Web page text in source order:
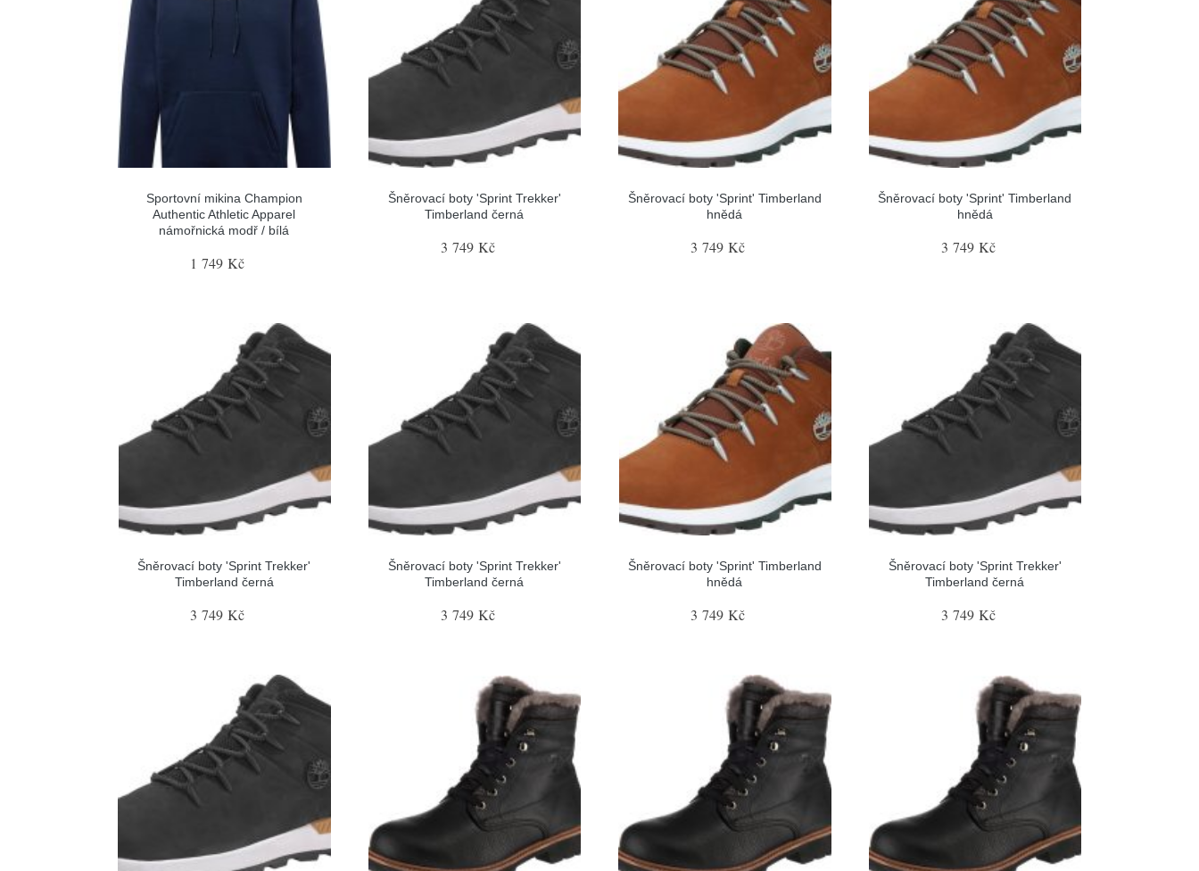
Sportovní mikina Champion
Authentic Athletic Apparel
námořnická modř / bílá
1 749 Kč
Šněrovací boty 'Sprint Trekker'
Timberland černá
3 749 Kč
Šněrovací boty 'Sprint' Timberland
hnědá
3 749 Kč
Šněrovací boty 'Sprint' Timberland
hnědá
3 749 Kč
Šněrovací boty 'Sprint Trekker'
Timberland černá
3 749 Kč
Šněrovací boty 'Sprint Trekker'
Timberland černá
3 749 Kč
Šněrovací boty 'Sprint' Timberland
hnědá
3 749 Kč
Šněrovací boty 'Sprint Trekker'
Timberland černá
3 749 Kč